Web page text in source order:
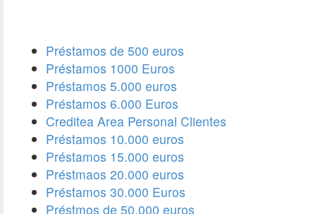
Préstamos de 500 euros
Préstamos 1000 Euros
Préstamos 5.000 euros
Préstamos 6.000 Euros
Creditea Area Personal Clientes
Préstamos 10.000 euros
Préstamos 15.000 euros
Préstmaos 20.000 euros
Préstamos 30.000 Euros
Préstmos de 50.000 euros